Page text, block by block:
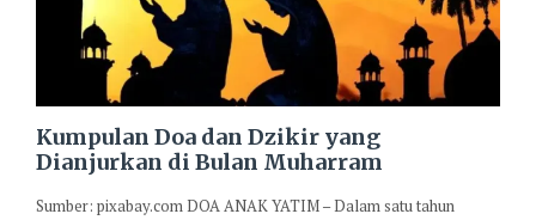
Kumpulan Doa dan Dzikir yang
Dianjurkan di Bulan Muharram
Sumber: pixabay.com DOA ANAK YATIM – Dalam satu tahun